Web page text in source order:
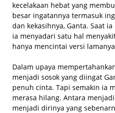
kecelakaan hebat yang
besar ingatannya termasuk
dan kekasihnya, Ganta. Saat
ia menyadari satu hal
hanya mencintai versi
Dalam upaya
menjadi sosok yang diingat
penuh cinta. Tapi semakin ia
merasa hilang. Antara
menjadi dirinya yang